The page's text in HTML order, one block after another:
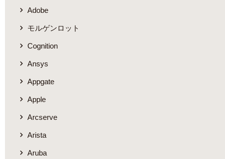
Adobe
モルゲンロット
Cognition
Ansys
Appgate
Apple
Arcserve
Arista
Aruba